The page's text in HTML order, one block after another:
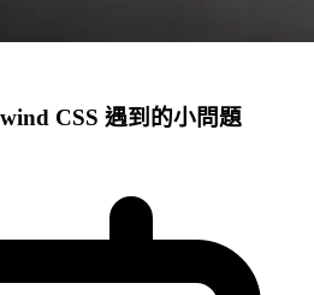
CSS 遇到的小問題